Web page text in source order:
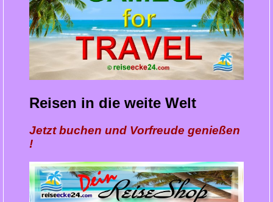
Reisen in die weite Welt
Jetzt buchen und Vorfreude genießen
!